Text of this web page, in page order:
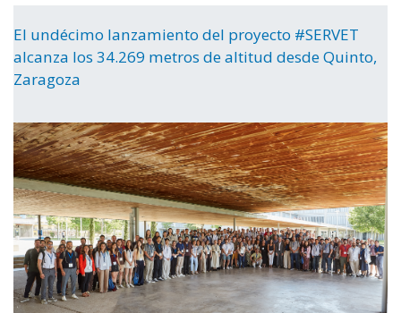
El undécimo lanzamiento del proyecto #SERVET
alcanza los 34.269 metros de altitud desde Quinto,
Zaragoza